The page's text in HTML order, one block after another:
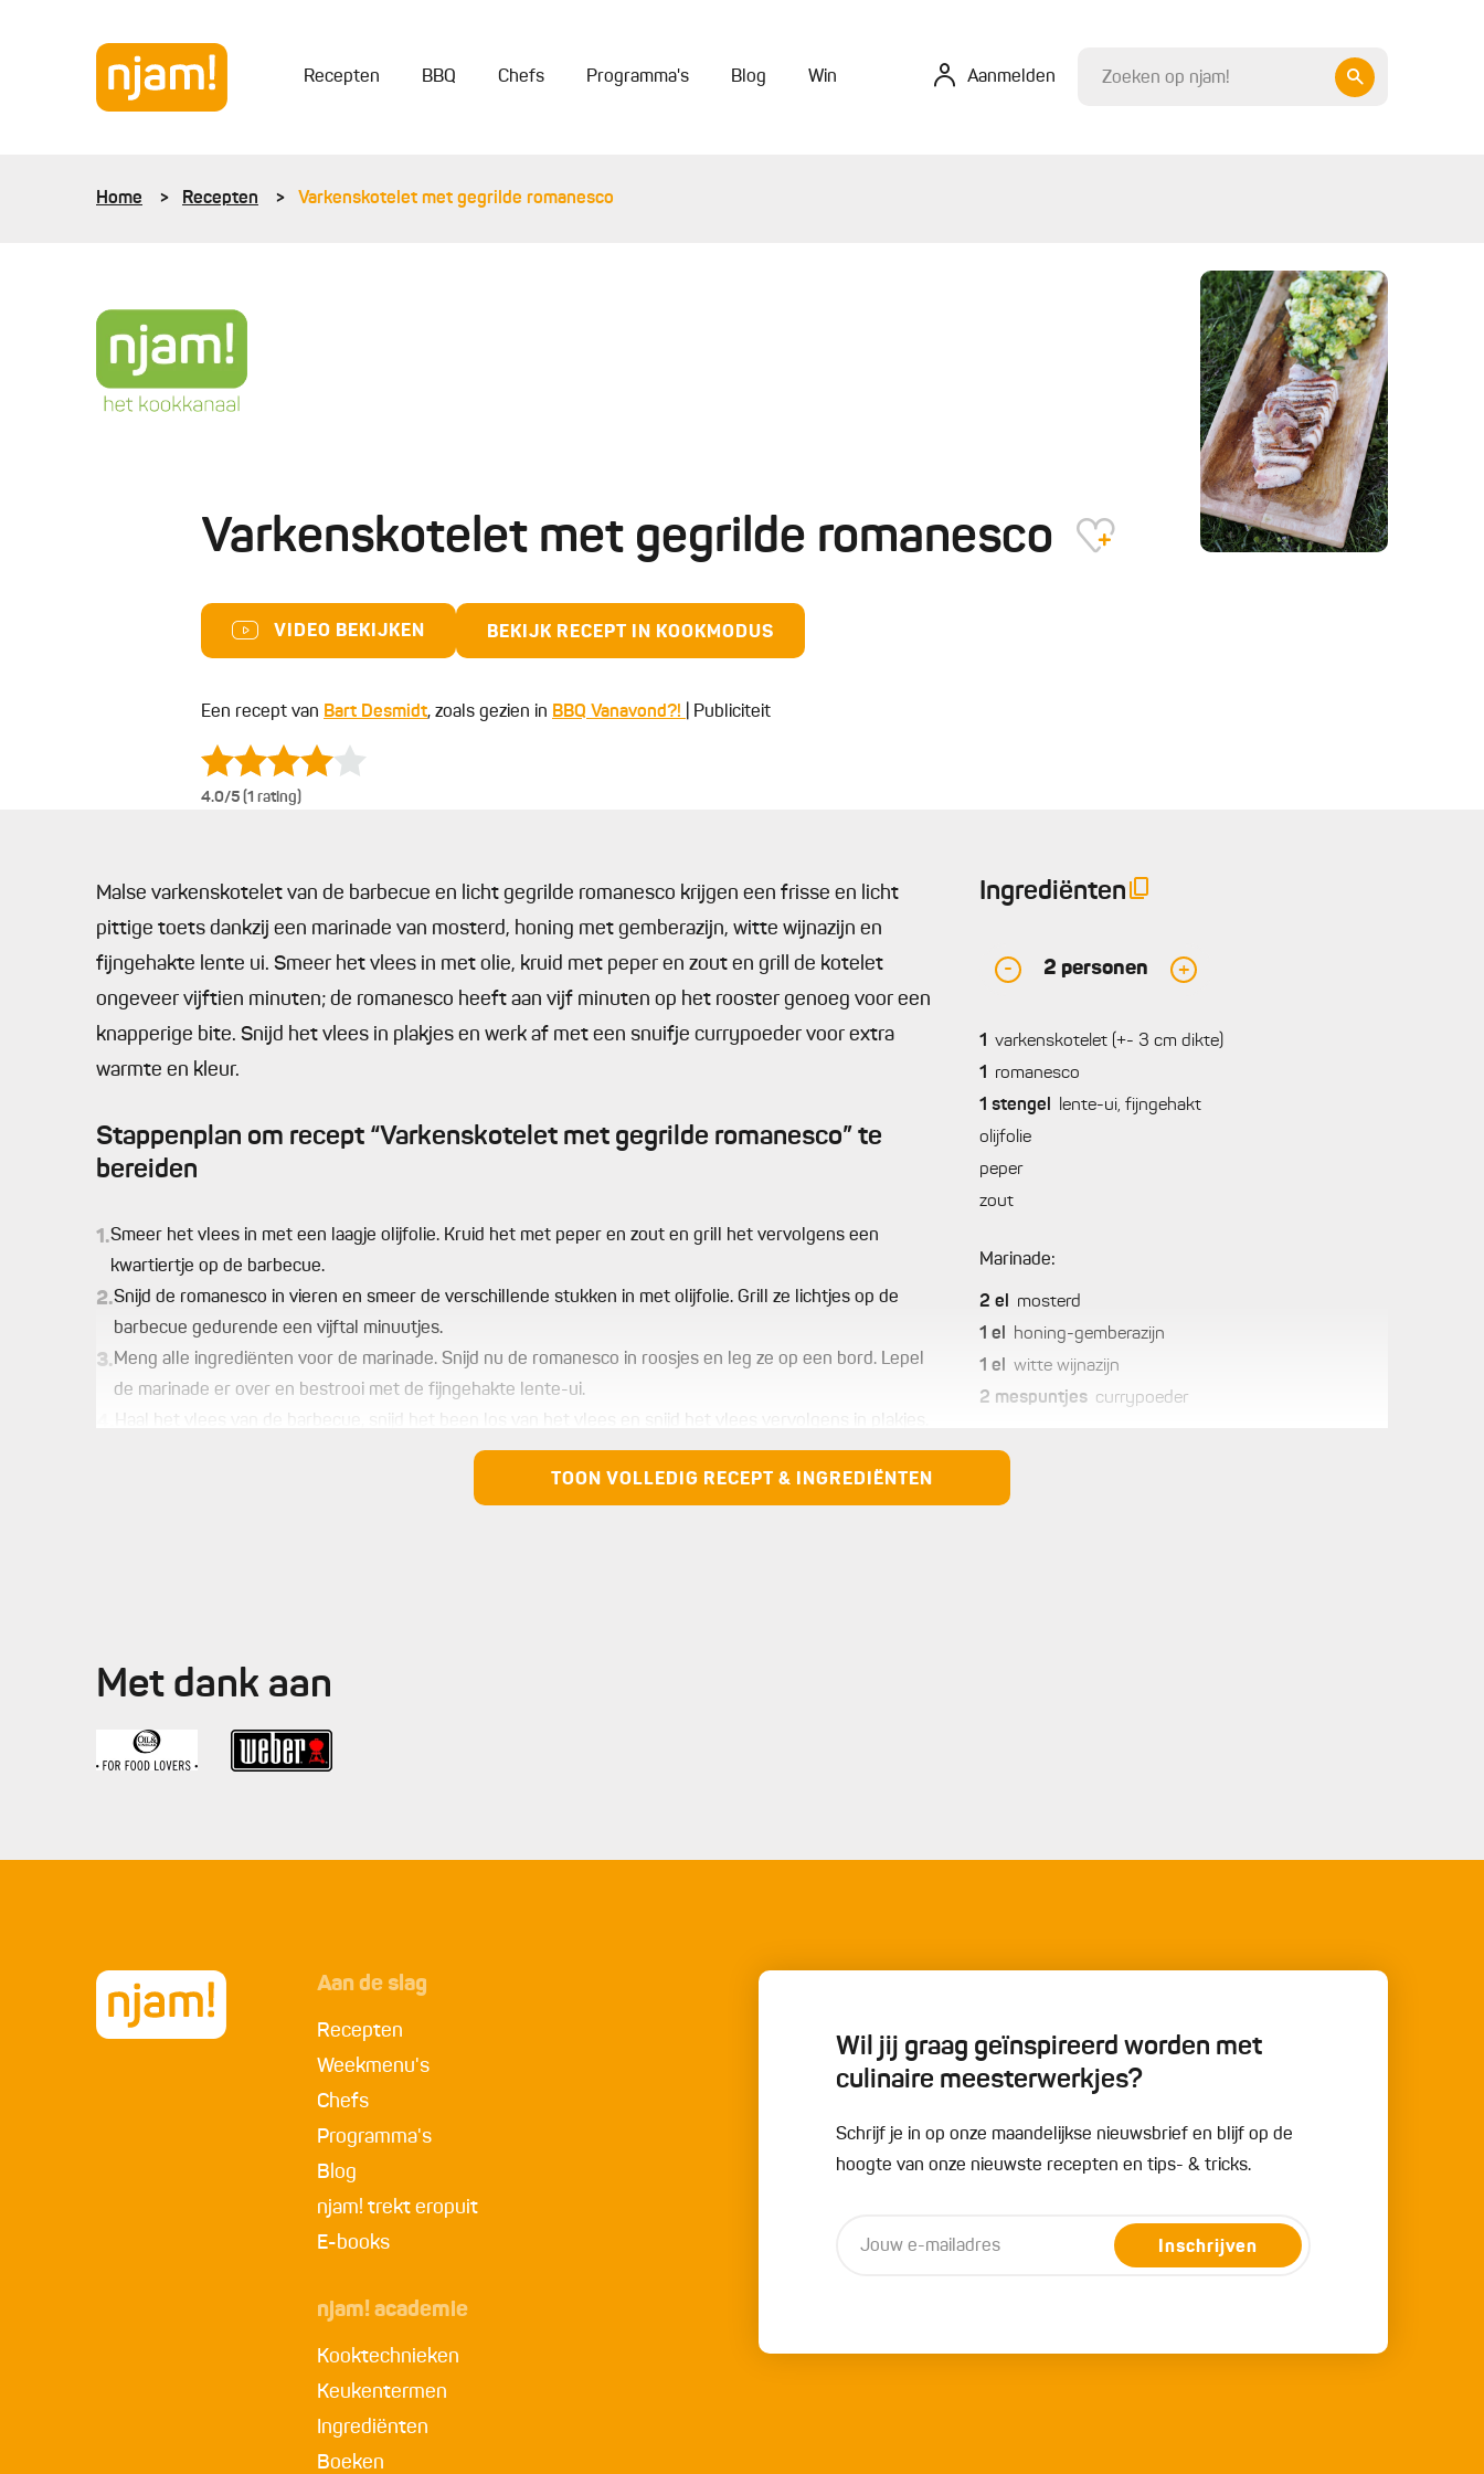
Recepten BBQ Chefs Programma's Blog Win Aanmelden
Home Recepten Varkenskotelet met gegrilde romanesco
Varkenskotelet met gegrilde romanesco
VIDEO BEKIJKEN BEKIJK RECEPT IN KOOKMODUS
Een recept van Bart Desmidt, zoals gezien in BBQ Vanavond?! | Publiciteit
4.0/5 (1 rating)
Ingrediënten
- 2 personen +
1
varkenskotelet (+- 3 cm dikte)
1
romanesco
1 stengel
lente-ui, fijngehakt
olijfolie
peper
zout
Marinade:
2 el
mosterd
1 el
honing-gemberazijn
1 el
witte wijnazijn
2 mespuntjes currypoeder
Malse varkenskotelet van de barbecue en licht gegrilde romanesco krijgen een frisse en licht
pittige toets dankzij een marinade van mosterd, honing met gemberazijn, witte wijnazijn en
fijngehakte lente ui. Smeer het vlees in met olie, kruid met peper en zout en grill de kotelet
ongeveer vijftien minuten; de romanesco heeft aan vijf minuten op het rooster genoeg voor een
knapperige bite. Snijd het vlees in plakjes en werk af met een snuifje currypoeder voor extra
warmte en kleur.
Stappenplan om recept “Varkenskotelet met gegrilde romanesco” te
bereiden
1.Smeer het vlees in met een laagje olijfolie. Kruid het met peper en zout en grill het vervolgens een
kwartiertje op de barbecue.
2.Snijd de romanesco in vieren en smeer de verschillende stukken in met olijfolie. Grill ze lichtjes op de
barbecue gedurende een vijftal minuutjes.
3.Meng alle ingrediënten voor de marinade. Snijd nu de romanesco in roosjes en leg ze op een bord. Lepel
de marinade er over en bestrooi met de fijngehakte lente-ui.
Bestrooi net voor het serveren nog met een snuifje currypoeder.
TOON VOLLEDIG RECEPT & INGREDIËNTEN
Met dank aan
Aan de slag
Recepten
Weekmenu's
Chefs
Programma's
Blog
njam! trekt eropuit
E-books
njam! academie
Kooktechnieken
Keukentermen
Ingrediënten
Boeken
Wil jij graag geïnspireerd worden met
culinaire meesterwerkjes?
Schrijf je in op onze maandelijkse nieuwsbrief en blijf op de
hoogte van onze nieuwste recepten en tips- & tricks.
Inschrijven